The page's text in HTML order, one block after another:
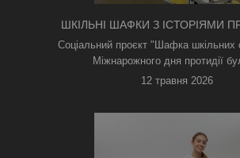
ШКІЛЬНІ ШАФКИ З ІСТОРІЯМИ
З'ЯВИЛИСЯ В КИЄВІ
Соціальний проєкт "Шафка шкільних
Міжнарожного дня протидії
12 травня 2026